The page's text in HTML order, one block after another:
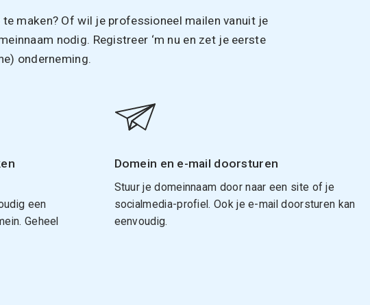
te maken? Of wil je professioneel mailen vanuit je
nodig. Registreer ‘m nu en zet je eerste
onderneming.
een
Geheel
Domein en e-mail doorsturen
Stuur je domeinnaam door naar een site of je
socialmedia-profiel. Ook je e-mail doorsturen kan
eenvoudig.